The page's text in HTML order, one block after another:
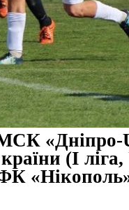
«Дніпро-
(I ліга,